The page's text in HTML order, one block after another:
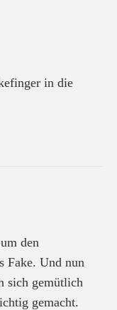
in die
den
Fake. Und nun
sich gemütlich
gemacht.